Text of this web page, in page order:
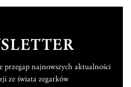
przegap najnowszych aktualności
ze świata zegarków